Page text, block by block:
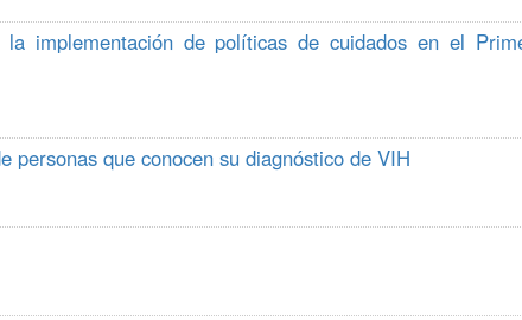
implementación de políticas de cuidados en el
personas que conocen su diagnóstico de VIH